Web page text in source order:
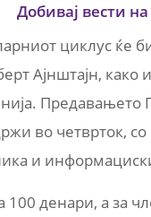
Добивај вести
циклус ќе
Ајнштајн, како
во четврток,
и
100 денари, а за